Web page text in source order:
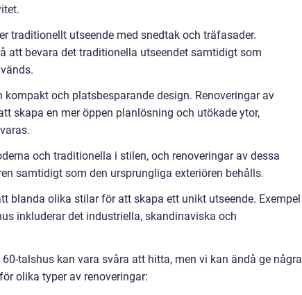
traditionellt utseende med snedtak och träfasader.
att bevara det traditionella utseendet samtidigt som
och platsbesparande design. Renoveringar av
skapa en mer öppen planlösning och utökade ytor,
och traditionella i stilen, och renoveringar av dessa
samtidigt som den ursprungliga exteriören behålls.
blanda olika stilar för att skapa ett unikt utseende. Exempel
inkluderar det industriella, skandinaviska och
talshus kan vara svåra att hitta, men vi kan ändå ge några
olika typer av renoveringar: